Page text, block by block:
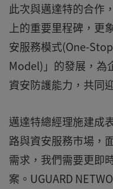
此次與邁達特的合作
上的重要里程碑，更
安服務模式(One-
Model)」的發展，為
資安防護能力，共同
邁達特總經理施建成
路與資安服務市場，
需求，我們需要更即
案。UGUARD